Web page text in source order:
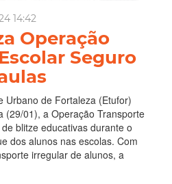
14:42
Operação
Seguro
Urbano de Fortaleza (Etufor)
(29/01), a Operação Transporte
blitze educativas durante o
dos alunos nas escolas. Com
irregular de alunos, a